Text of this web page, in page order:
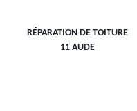
RÉPARATION DE TOITURE
11 AUDE